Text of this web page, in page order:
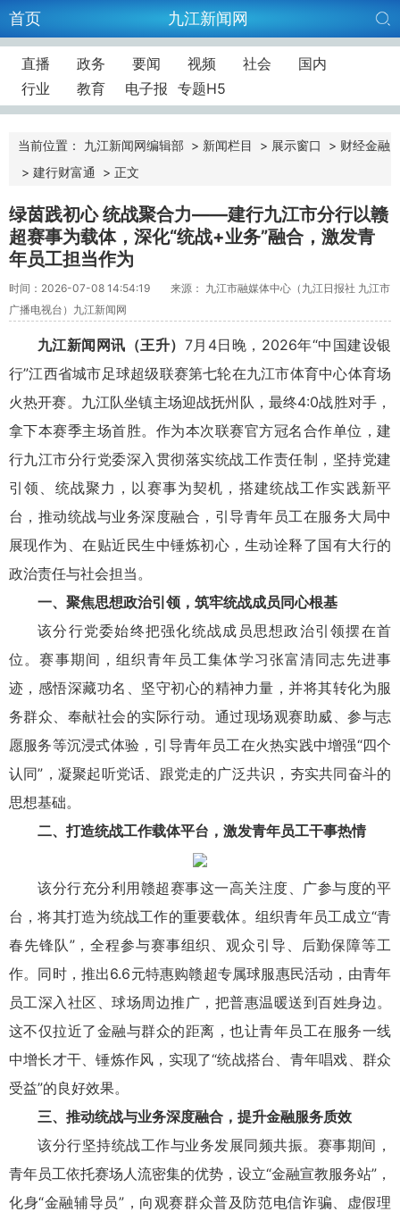
首页 九江新闻网
直播 政务 要闻 视频 社会
国内
行业
教育 电子报 专题H5
当前位置： 九江新闻网编辑部 > 新闻栏目 > 展示窗口 > 财经金融
> 建行财富通 > 正文
绿茵践初心 统战聚合力——建行九江市分行以赣
超赛事为载体，深化“统战+业务”融合，激发青
年员工担当作为
时间：2026-07-08 14:54:19
来源： 九江市融媒体中心（九江日报社 九江市
广播电视台）九江新闻网
九江新闻网讯（王升） 7月4日晚，2026年“中国建设银
行”江西省城市足球超级联赛第七轮在九江市体育中心体育场
火热开赛。九江队坐镇主场迎战抚州队，最终4:0战胜对手，
拿下本赛季主场首胜。作为本次联赛官方冠名合作单位，建
行九江市分行党委深入贯彻落实统战工作责任制，坚持党建
引领、统战聚力，以赛事为契机，搭建统战工作实践新平
台，推动统战与业务深度融合，引导青年员工在服务大局中
展现作为、在贴近民生中锤炼初心，生动诠释了国有大行的
政治责任与社会担当。
一、聚焦思想政治引领，筑牢统战成员同心根基
该分行党委始终把强化统战成员思想政治引领摆在首
位。赛事期间，组织青年员工集体学习张富清同志先进事
迹，感悟深藏功名、坚守初心的精神力量，并将其转化为服
务群众、奉献社会的实际行动。通过现场观赛助威、参与志
愿服务等沉浸式体验，引导青年员工在火热实践中增强“四个
认同”，凝聚起听党话、跟党走的广泛共识，夯实共同奋斗的
思想基础。
二、打造统战工作载体平台，激发青年员工干事热情
该分行充分利用赣超赛事这一高关注度、广参与度的平
台，将其打造为统战工作的重要载体。组织青年员工成立“青
春先锋队”，全程参与赛事组织、观众引导、后勤保障等工
作。同时，推出6.6元特惠购赣超专属球服惠民活动，由青年
员工深入社区、球场周边推广，把普惠温暖送到百姓身边。
这不仅拉近了金融与群众的距离，也让青年员工在服务一线
中增长才干、锤炼作风，实现了“统战搭台、青年唱戏、群众
受益”的良好效果。
三、推动统战与业务深度融合，提升金融服务质效
该分行坚持统战工作与业务发展同频共振。赛事期间，
青年员工依托赛场人流密集的优势，设立“金融宣教服务站”，
化身“金融辅导员”，向观赛群众普及防范电信诈骗、虚假理